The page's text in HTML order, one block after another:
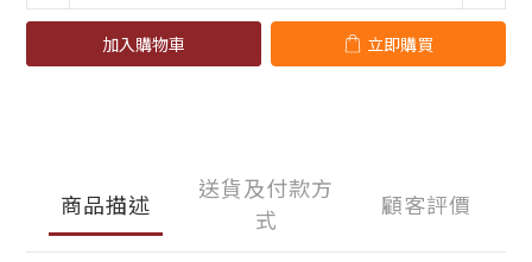
加入購物車 立即購買
商品描述
送貨及付款方
式
顧客評價